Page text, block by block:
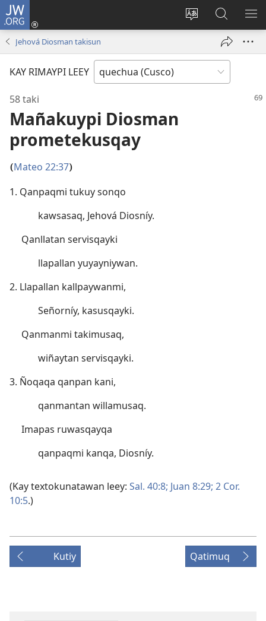
JW.ORG
Direccionpi
Sutiykiwan
jaykuy
nueva
JW.ORG
nisqapi
maskhay
Jehová Diosman takisun
KAY RIMAYPI LEEY
58 taki
Mañakuypi Diosman
prometekusqay
(Mateo 22:37)
1. Qanpaqmi tukuy sonqo
kawsasaq, Jehová Diosníy.
Qanllatan servisqayki
llapallan yuyayniywan.
2. Llapallan kallpaywanmi,
Señorníy, kasusqayki.
Qanmanmi takimusaq,
wiñaytan servisqayki.
3. Ñoqaqa qanpan kani,
qanmantan willamusaq.
Imapas ruwasqayqa
qanpaqmi kanqa, Diosníy.
(Kay textokunatawan leey: Sal. 40:8; Juan 8:29; 2 Cor.
10:5.)
Kutiy Qatimuq